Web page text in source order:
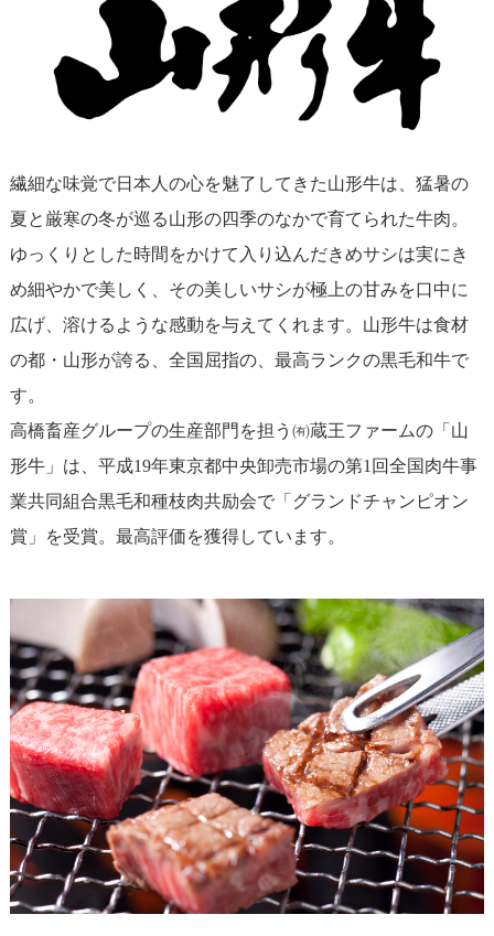
繊細な味覚で日本人の心を魅了してきた山形牛は、猛暑の
夏と厳寒の冬が巡る山形の四季のなかで育てられた牛肉。
ゆっくりとした時間をかけて入り込んだきめサシは実にき
め細やかで美しく、その美しいサシが極上の甘みを口中に
広げ、溶けるような感動を与えてくれます。山形牛は食材
の都・山形が誇る、全国屈指の、最高ランクの黒毛和牛で
す。
高橋畜産グループの生産部門を担う㈲蔵王ファームの「山
形牛」は、平成19年東京都中央卸売市場の第1回全国肉牛事
業共同組合黒毛和種枝肉共励会で「グランドチャンピオン
賞」を受賞。最高評価を獲得しています。